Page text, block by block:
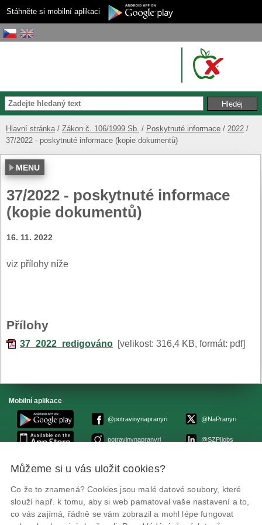
Stáhněte si mobilní aplikaci
Hlavní stránka Zákon č. 106/1999 Sb. Poskytnuté informace
2022
37/2022 - poskytnuté informace (kopie dokumentů)
MENU
37/2022 - poskytnuté informace
(kopie dokumentů)
16. 11. 2022
viz přílohy níže
Přílohy
37_2022_redigováno [velikost: 316,4 KB, formát: pdf]
Mobilní aplikace
@potravinynapranyri
potravinynapranyri
@NaPranyri
@SZPIjobs
© Státní zemědělská a potravinářská inspekce 2026.
ID datové schránky: avraiqg
IČO: 75014149, DIČ: CZ75014149
Prohlášení o přístupnosti|Zásady ochrany soukromí
Můžeme si u vás uložit cookies?
Co že to znamená? Cookies jsou malé datové soubory, které
slouží např. k tomu, aby si web pamatoval vaše nastavení a to,
co vás zajímá, řádně se vám zobrazil a mohl lépe fungovat